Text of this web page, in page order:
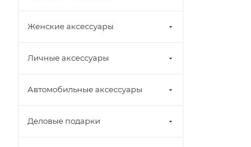
Женские аксессуары
Личные аксессуары
Автомобильные аксессуары
Деловые подарки